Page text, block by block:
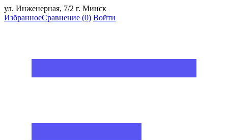
ул. Инженерная, 7/2 г. Минск
ИзбранноеСравнение (0) Войти